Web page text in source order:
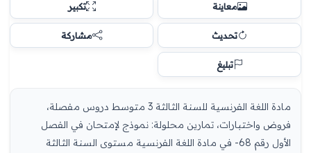
معاينة تكبير
تحديث مشاركة
تبليغ
مادة اللغة الفرنسية للسنة الثالثة 3 متوسط دروس مفصلة،
فروض واختبارات، تمارين محلولة: نموذج لإمتحان في الفصل
الأول رقم 68- في مادة اللغة الفرنسية مستوى السنة الثالثة